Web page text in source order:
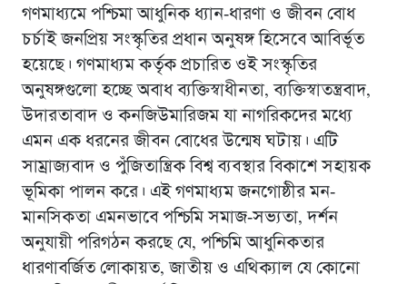
গণমাধ্যমে পশ্চিমা আধুনিক ধ্যান-ধারণা ও জীবন বোধ
চর্চাই জনপ্রিয় সংস্কৃতির প্রধান অনুষঙ্গ হিসেবে আবির্ভূত
হয়েছে। গণমাধ্যম কর্তৃক প্রচারিত ওই সংস্কৃতির
অনুষঙ্গগুলো হচ্ছে অবাধ ব্যক্তিস্বাধীনতা, ব্যক্তিস্বাতন্ত্রবাদ,
উদারতাবাদ ও কনজিউমারিজম যা নাগরিকদের মধ্যে
এমন এক ধরনের জীবন বোধের উন্মেষ ঘটায়। এটি
সাম্রাজ্যবাদ ও পুঁজিতান্ত্রিক বিশ্ব ব্যবস্থার বিকাশে সহায়ক
ভূমিকা পালন করে। এই গণমাধ্যম জনগোষ্ঠীর মন-
মানসিকতা এমনভাবে পশ্চিমি সমাজ-সভ্যতা, দর্শন
অনুযায়ী পরিগঠন করছে যে, পশ্চিমি আধুনিকতার
ধারণাবর্জিত লোকায়ত, জাতীয় ও এথিক্যাল যে কোনো